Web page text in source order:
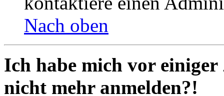
Nach oben
Ich habe mich vor
nicht mehr anmelden?!